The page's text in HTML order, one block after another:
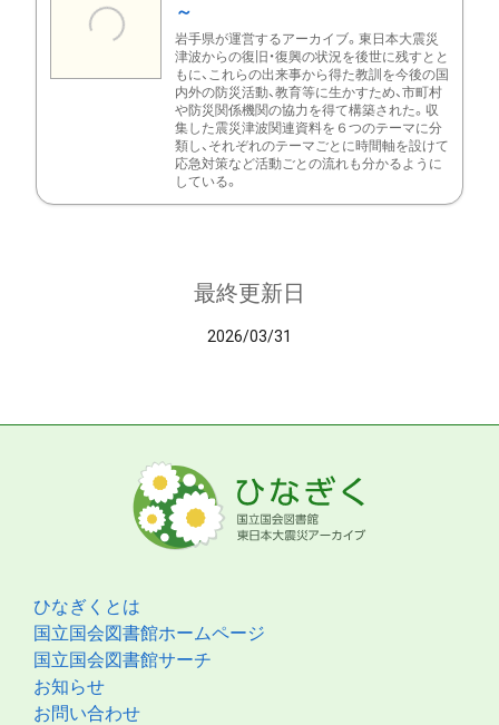
～
岩手県が運営するアーカイブ。東日本大震災
津波からの復旧・復興の状況を後世に残すとと
もに、これらの出来事から得た教訓を今後の国
内外の防災活動、教育等に生かすため、市町村
や防災関係機関の協力を得て構築された。収
集した震災津波関連資料を６つのテーマに分
類し、それぞれのテーマごとに時間軸を設けて
応急対策など活動ごとの流れも分かるように
している。
最終更新日
2026/03/31
ひなぎくとは
国立国会図書館ホームページ
国立国会図書館サーチ
お知らせ
お問い合わせ